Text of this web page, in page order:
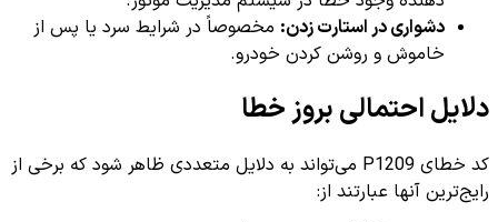
دشواری در استارت زدن: مخصوصاً در شرایط سرد یا پس از
خاموش و روشن کردن خودرو.
دلایل احتمالی بروز خطا
کد خطای P1209 می‌تواند به دلایل متعددی ظاهر شود که برخی از
رایج‌ترین آنها عبارتند از: